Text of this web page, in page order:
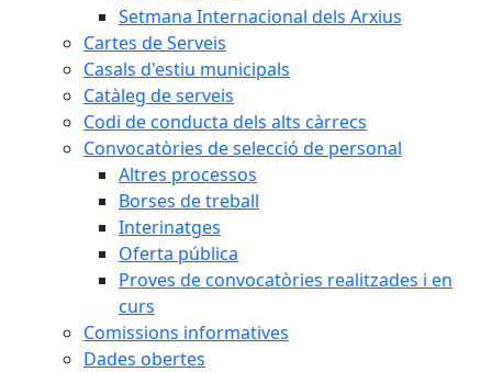
Setmana Internacional dels Arxius
Cartes de Serveis
Casals d'estiu municipals
Catàleg de serveis
Codi de conducta dels alts càrrecs
Convocatòries de selecció de personal
Altres processos
Borses de treball
Interinatges
Oferta pública
Proves de convocatòries realitzades i en
curs
Comissions informatives
Dades obertes